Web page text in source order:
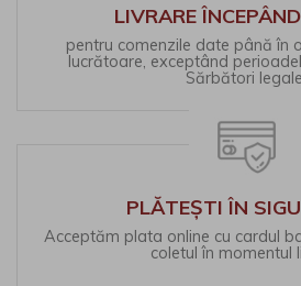
LIVRARE
pentru comenzile date până în
lucrătoare, exceptând
Sărbători
PLĂTEȘTI ÎN
Acceptăm plata online cu cardul
coletul în momentul